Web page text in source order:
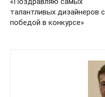
талантливых дизайнеров с
победой в конкурсе»